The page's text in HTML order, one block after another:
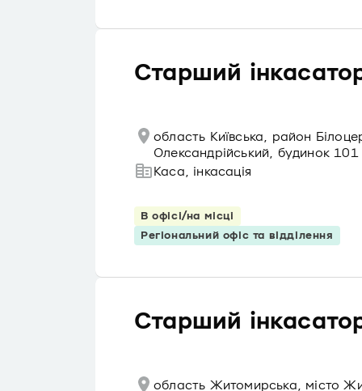
Старший
область Київська, район
Олександрійський, будинок 101
Каса, інкасація
В офісі/на місці
Регіональний офіс та відділення
Старший
область Житомирська, місто